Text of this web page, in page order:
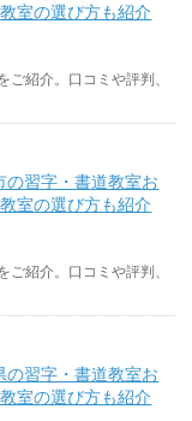
室の選び方も紹介
紹介。口コミや評判、
の習字・書道教室お
室の選び方も紹介
紹介。口コミや評判、
の習字・書道教室お
室の選び方も紹介